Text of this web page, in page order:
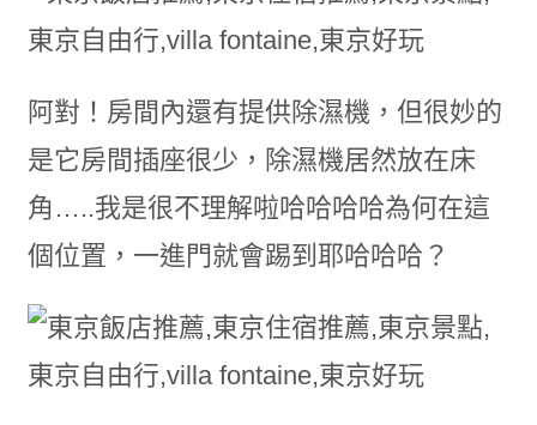
阿對！房間內還有提供除濕機，但很妙的
是它房間插座很少，除濕機居然放在床
角…..我是很不理解啦哈哈哈哈為何在這
個位置，一進門就會踢到耶哈哈哈？